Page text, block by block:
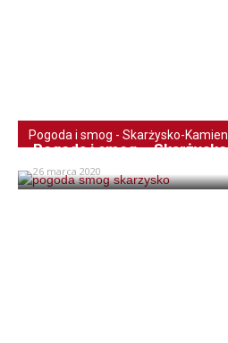
Pogoda i smog - Skarżysko-
Pogoda i smog –
26 marca 2020